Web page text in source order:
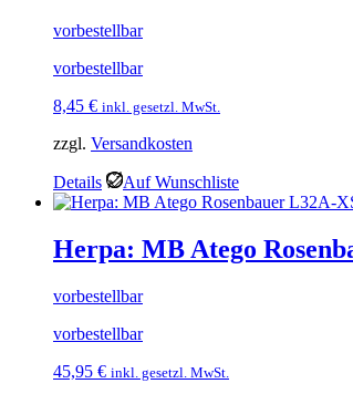
vorbestellbar
vorbestellbar
8,45 € inkl. gesetzl. MwSt.
zzgl. Versandkosten
Details Auf Wunschliste
Herpa: MB Atego
vorbestellbar
vorbestellbar
45,95 € inkl. gesetzl. MwSt.